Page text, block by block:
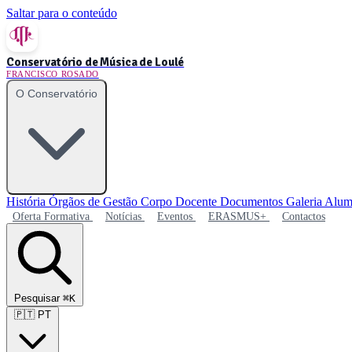
Saltar para o conteúdo
Conservatório de Música de Loulé
FRANCISCO ROSADO
O Conservatório
História Órgãos de Gestão Corpo Docente Documentos Galeria
Oferta Formativa Notícias Eventos ERASMUS+ Contactos
Pesquisar ⌘K
🇵🇹 PT